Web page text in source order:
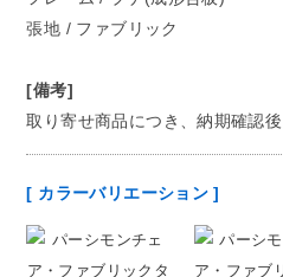
張地 / ファブリック
[備考]
取り寄せ商品につき、納期確認後
[ カラーバリエーション ]